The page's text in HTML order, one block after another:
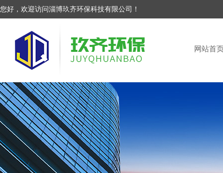
您好，欢迎访问淄博玖齐环保科技有限公司！
网站首